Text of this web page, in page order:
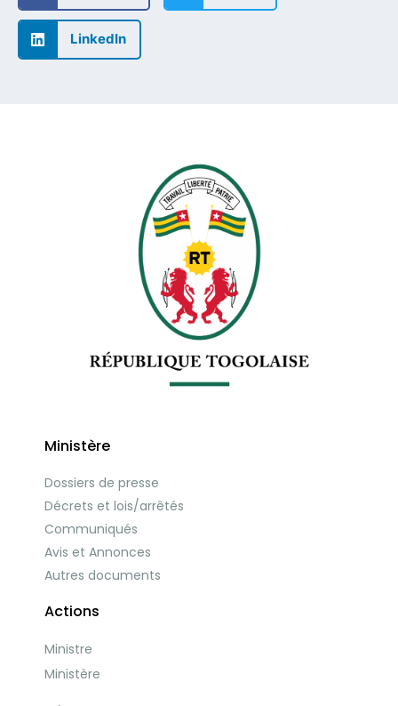
LinkedIn
Ministère
Dossiers de presse
Décrets et lois/arrêtés
Communiqués
Avis et Annonces
Autres documents
Actions
Ministre
Ministère